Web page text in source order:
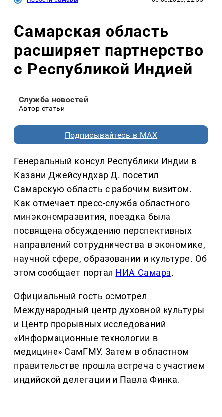
Самарская область
расширяет партнерство
с Республикой Индией
Служба новостей
Автор статьи
Подписывайтесь в MAX
Генеральный консул Республики Индии в
Казани Джейсундхар Д. посетил
Самарскую область с рабочим визитом.
Как отмечает пресс-служба областного
минэкономразвития, поездка была
посвящена обсуждению перспективных
направлений сотрудничества в экономике,
научной сфере, образовании и культуре. Об
этом сообщает портал НИА Самара.
Официальный гость осмотрел
Международный центр духовной культуры
и Центр прорывных исследований
«Информационные технологии в
медицине» СамГМУ. Затем в областном
правительстве прошла встреча с участием
индийской делегации и Павла Финка.